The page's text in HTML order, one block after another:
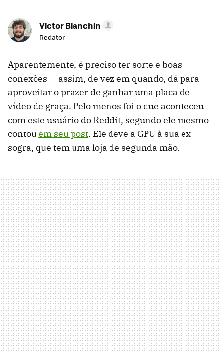
Victor Bianchin
Redator
Aparentemente, é preciso ter sorte e boas
conexões — assim, de vez em quando, dá para
aproveitar o prazer de ganhar uma placa de
vídeo de graça. Pelo menos foi o que aconteceu
com este usuário do Reddit, segundo ele mesmo
contouem seu post. Ele deve a GPU à sua ex-
sogra, que tem uma loja de segunda mão.